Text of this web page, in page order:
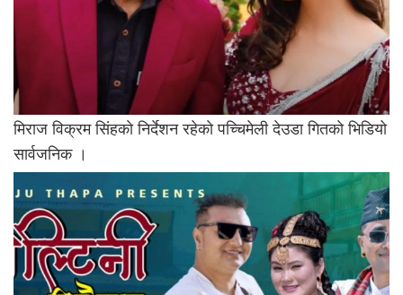
मिराज विक्रम सिंहकाे निर्देशन रहेकाे पच्चिमेली देउडा गितकाे भिडियो
सार्वजनिक ।